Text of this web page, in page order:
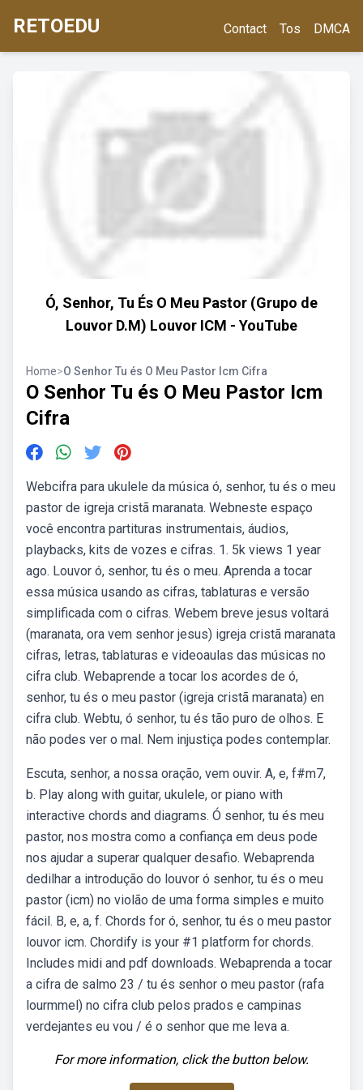
RETOEDU Contact Tos DMCA
Ó, Senhor, Tu És O Meu Pastor (Grupo de
Louvor D.M) Louvor ICM - YouTube
Home>O Senhor Tu és O Meu Pastor Icm Cifra
O Senhor Tu és O Meu Pastor Icm
Cifra
Webcifra para ukulele da música ó, senhor, tu és o meu
pastor de igreja cristã maranata. Webneste espaço
você encontra partituras instrumentais, áudios,
playbacks, kits de vozes e cifras. 1. 5k views 1 year
ago. Louvor ó, senhor, tu és o meu. Aprenda a tocar
essa música usando as cifras, tablaturas e versão
simplificada com o cifras. Webem breve jesus voltará
(maranata, ora vem senhor jesus) igreja cristã maranata
cifras, letras, tablaturas e videoaulas das músicas no
cifra club. Webaprende a tocar los acordes de ó,
senhor, tu és o meu pastor (igreja cristã maranata) en
cifra club. Webtu, ó senhor, tu és tão puro de olhos. E
não podes ver o mal. Nem injustiça podes contemplar.
Escuta, senhor, a nossa oração, vem ouvir. A, e, f#m7,
b. Play along with guitar, ukulele, or piano with
interactive chords and diagrams. Ó senhor, tu és meu
pastor, nos mostra como a confiança em deus pode
nos ajudar a superar qualquer desafio. Webaprenda
dedilhar a introdução do louvor ó senhor, tu és o meu
pastor (icm) no violão de uma forma simples e muito
fácil. B, e, a, f. Chords for ó, senhor, tu és o meu pastor
louvor icm. Chordify is your #1 platform for chords.
Includes midi and pdf downloads. Webaprenda a tocar
a cifra de salmo 23 / tu és senhor o meu pastor (rafa
lourmmel) no cifra club pelos prados e campinas
verdejantes eu vou / é o senhor que me leva a.
For more information, click the button below.